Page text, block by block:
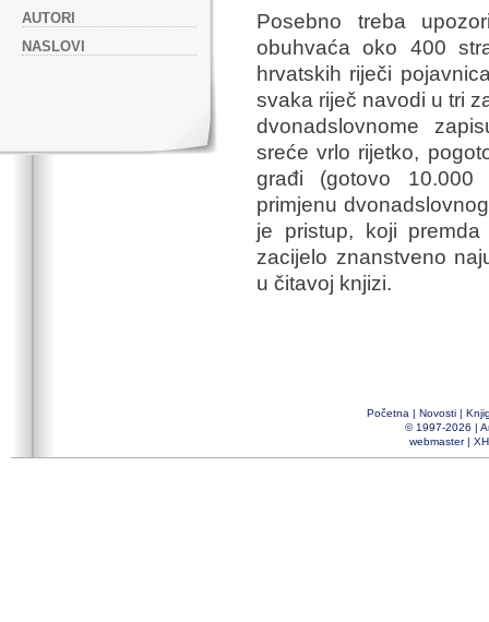
AUTORI
NASLOVI
Posebno treba
obuhvaća oko 400
hrvatskih riječi
svaka riječ navodi u tri
dvonadslovnome
sreće vrlo rijetko,
građi (gotovo 10.000
primjenu
je pristup, koji
zacijelo znanstveno
u čitavoj knjizi.
Početna | Novosti |
© 1997-2026 |
webmaster|